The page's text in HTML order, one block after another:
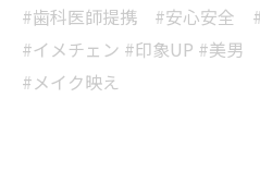
#歯科医師提携 #安心安全
#イメチェン #印象UP #美男
#メイク映え